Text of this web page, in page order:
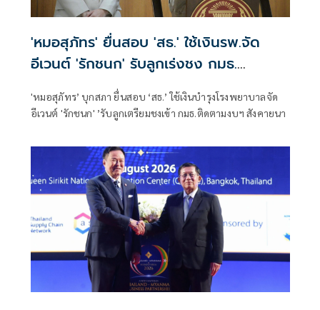
'หมอสุภัทร' ยื่นสอบ 'สธ.' ใช้เงินรพ.จัด
อีเวนต์ 'รักชนก' รับลูกเร่งชง กมธ.
'หมอสุภัทร’ บุกสภา ยื่นสอบ ‘สธ.’ ใช้เงินบำรุงโรงพยาบาลจัด
อีเวนต์ 'รักชนก' ’รับลูกเตรียมชงเข้า กมธ.ติดตามงบฯ สังคายนา